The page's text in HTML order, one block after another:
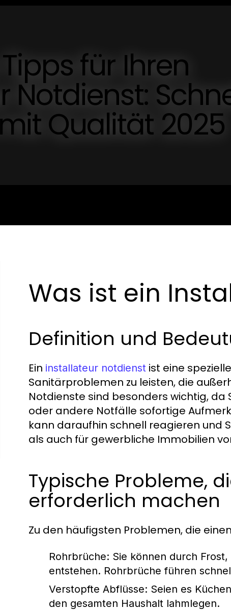
für Ihren
Notdienst:
Qualität 2025
Was ist ein
Definition und
Ein installateur notdienst ist eine
Sanitärproblemen zu leisten, die
Notdienste sind besonders wichtig,
oder andere Notfälle sofortige
kann daraufhin schnell reagieren und
als auch für gewerbliche Immobilien
Typische Probleme,
erforderlich machen
Zu den häufigsten Problemen, die
Rohrbrüche: Sie können durch
entstehen. Rohrbrüche führen
Verstopfte Abflüsse: Seien es
den gesamten Haushalt lahmlegen.